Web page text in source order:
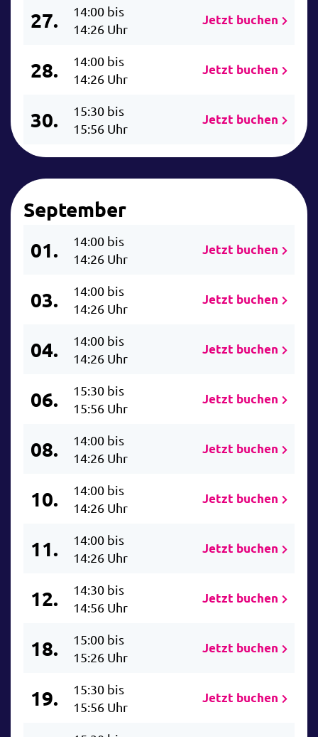
27.
14:00 bis
14:26 Uhr
Jetzt buchen
28.
14:00 bis
14:26 Uhr
Jetzt buchen
30.
15:30 bis
15:56 Uhr
Jetzt buchen
September
01.
14:00 bis
14:26 Uhr
Jetzt buchen
03.
14:00 bis
14:26 Uhr
Jetzt buchen
04.
14:00 bis
14:26 Uhr
Jetzt buchen
06.
15:30 bis
15:56 Uhr
Jetzt buchen
08.
14:00 bis
14:26 Uhr
Jetzt buchen
10.
14:00 bis
14:26 Uhr
Jetzt buchen
11.
14:00 bis
14:26 Uhr
Jetzt buchen
12.
14:30 bis
14:56 Uhr
Jetzt buchen
18.
15:00 bis
15:26 Uhr
Jetzt buchen
19.
15:30 bis
15:56 Uhr
Jetzt buchen